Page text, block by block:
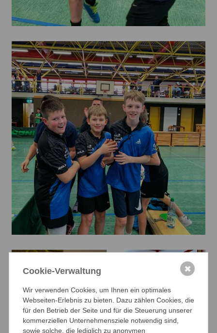
Cookie-Verwaltung
Wir verwenden Cookies, um Ihnen ein optimales
Webseiten-Erlebnis zu bieten. Dazu zählen Cookies, die
für den Betrieb der Seite und für die Steuerung unserer
kommerziellen Unternehmensziele notwendig sind,
sowie solche, die lediglich zu anonymen
✖